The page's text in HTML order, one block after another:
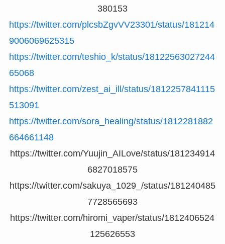
380153
https://twitter.com/plcsbZgvVV23301/status/181214
9006069625315
https://twitter.com/teshio_k/status/18122563027244
65068
https://twitter.com/zest_ai_ill/status/1812257841115
513091
https://twitter.com/sora_healing/status/1812281882
664661148
https://twitter.com/Yuujin_AILove/status/181234914
6827018575
https://twitter.com/sakuya_1029_/status/181240485
7728565693
https://twitter.com/hiromi_vaper/status/1812406524
125626553